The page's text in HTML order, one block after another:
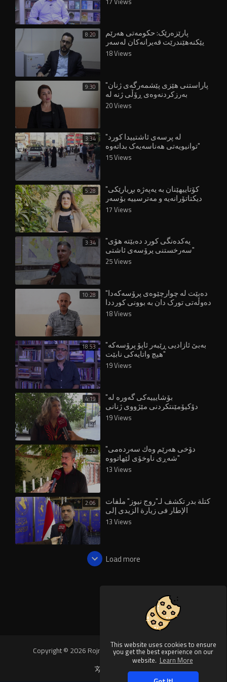
This website uses cookies to ensure
you get the best experience on our
website. Learn More
8:20 پارێزەرێک: حکومەتی هەرێم
پێکنەهێندرێت قەیرانەکان لەسەر
هاووڵاتییان زیاتر دەبن" 18 Views
9:30 "پاراستنی هێزی پێشمەرگەی ژنان
بەرزکردنەوەی ڕۆڵی ژنە لە
دامەزراوە ئەمنییەکاندا" 20 Views
3:34 "لە پرسەی ئاشتییدا کورد
توانیویەتی هەناسەیەک بداتەوە"
15 Views
5:28 "کۆتاییهێنان بە یەپەژە بڕیارێکی
دیکتاتۆرانەیە و مەترسییە بۆسەر
17 Views
3:34 "یەکدەنگی کورد دەبێتە هۆی
سەرخستنی پرۆسەی ئاشتی"
25 Views
10:28 "دەبێت لە چوارچێوەی پرۆسەکەدا
دەوڵەتی تورک دان بە بوونی کورددا
بنێت"
18 Views
18:53 "بەبێ ئازادیی ڕێبەر ئاپۆ پرۆسەکە
هیچ واتایەکی نابێت"
19 Views
4:19 "بۆشایییەکی گەورە لە
دۆکیۆمێنتکردنی مێژووی ژنانی
19 Views
7:32 "دۆخى هه‌رێم وه‌ك سه‌رده‌مى
شه‌ڕى ناوخۆى لێهاتووه‌"
13 Views
2:06 ⁣كتلة بدر تكشف لـ"روج نيوز" ملفات
الإطار في زيارة الزيدي إلى
واشنطن
13 Views
Load more
Copyright © 2026 Rojnews Video. All rights reserved.
Language